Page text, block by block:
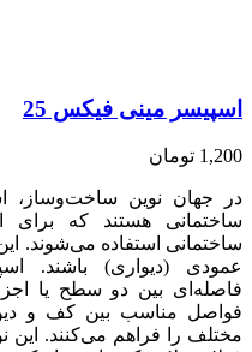
اسپیسر مینی فیکس 25
1,200 تومان
در جهان نوین ساخت‌وساز،
ساختمانی هستند که برای
ساختمانی استفاده می‌شوند.
عمودی (دیواری) باشند.
فاصله‌ای بین دو سطح یا
فواصل مناسب بین کف و
مختلف را فراهم می‌کنند. این